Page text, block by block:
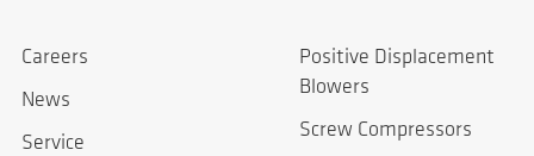
Careers
News
Service
Positive Displacement
Blowers
Screw Compressors